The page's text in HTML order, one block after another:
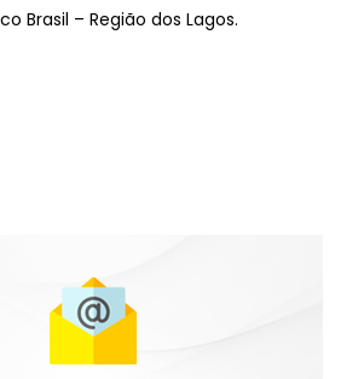
Brasil – Região dos Lagos.